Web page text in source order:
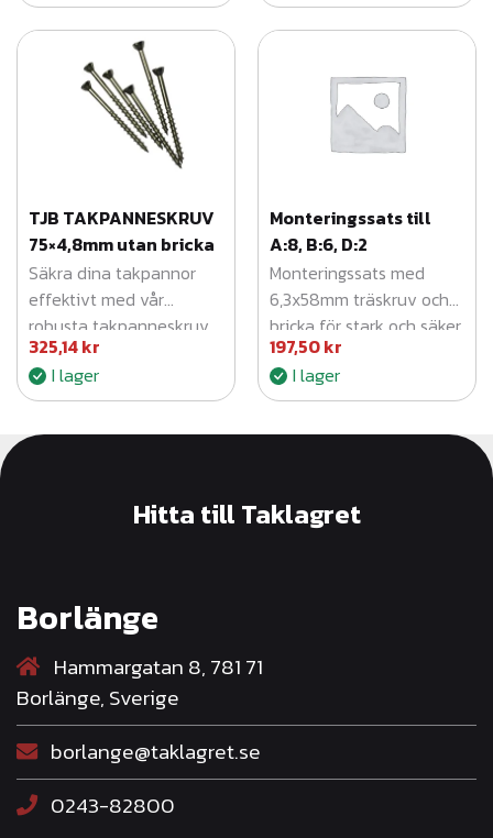
TJB TAKPANNESKRUV
75×4,8mm utan bricka
Säkra dina takpannor
effektivt med vår
robusta takpanneskruv
75x4,8mm (200-pack)
för maximal hållbarhet
och väderbeständighet.
325,14kr
I lager
Monteringssats till
A:8, B:6, D:2
Monteringssats med
6,3x58mm träskruv och
bricka för stark och säker
infästning i trä.
197,50kr
I lager
Hitta till Taklagret
Borlänge
Hammargatan 8, 781 71
Borlänge, Sverige
borlange@taklagret.se
0243-82800